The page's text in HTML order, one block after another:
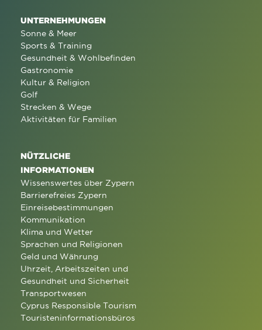
UNTERNEHMUNGEN
Sonne & Meer
Sports & Training
Gesundheit & Wohlbefinden
Gastronomie
Kultur & Religion
Golf
Strecken & Wege
Aktivitäten für Familien
NÜTZLICHE
INFORMATIONEN
Wissenswertes über Zypern
Barrierefreies Zypern
Einreisebestimmungen
Kommunikation
Klima und Wetter
Sprachen und Religionen
Geld und Währung
Uhrzeit, Arbeitszeiten und
Gesundheit und Sicherheit
Transportwesen
Cyprus Responsible Tourism
Touristeninformationsbüros